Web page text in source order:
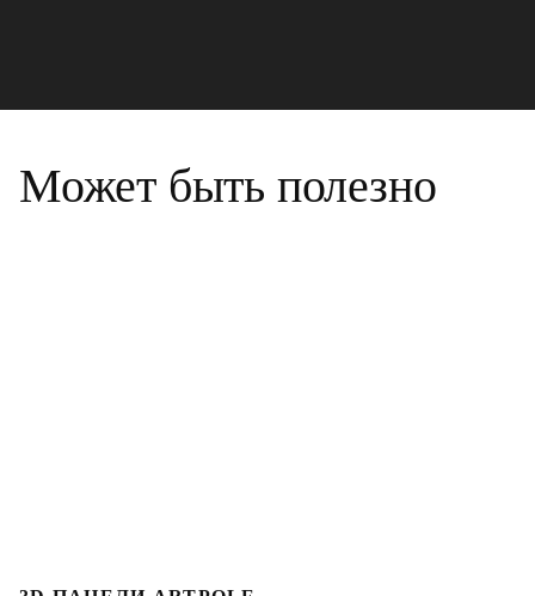
Может быть полезно